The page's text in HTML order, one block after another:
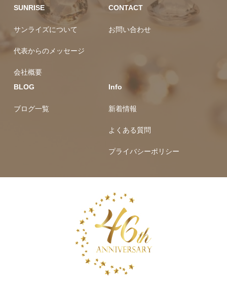
SUNRISE
サンライズについて
代表からのメッセージ
会社概要
CONTACT
お問い合わせ
BLOG
ブログ一覧
Info
新着情報
よくある質問
プライバシーポリシー